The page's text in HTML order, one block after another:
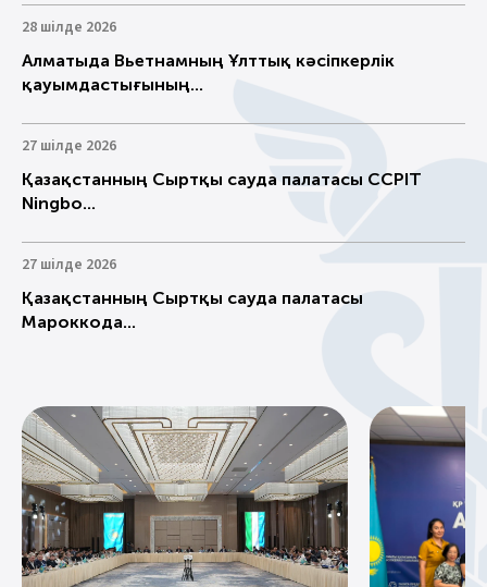
28 шілде 2026
Алматыда Вьетнамның Ұлттық кәсіпкерлік
қауымдастығының...
27 шілде 2026
Қазақстанның Сыртқы сауда палатасы CCPIT
Ningbo...
27 шілде 2026
Қазақстанның Сыртқы сауда палатасы
Мароккода...